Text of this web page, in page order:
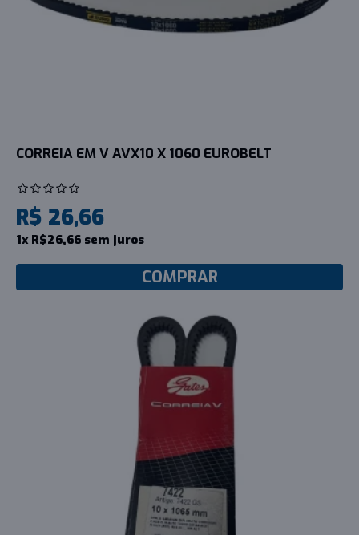
CORREIA EM V AVX10 X 1060 EUROBELT
R$ 26,66
1x R$26,66 sem juros
COMPRAR